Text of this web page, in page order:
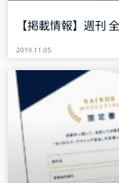
【掲載情報】週刊
2019.11.05